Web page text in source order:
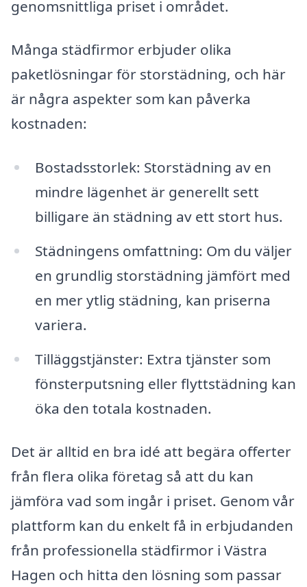
genomsnittliga priset i området.
Många städfirmor erbjuder olika
paketlösningar för storstädning, och här
är några aspekter som kan påverka
kostnaden:
Bostadsstorlek: Storstädning av en
mindre lägenhet är generellt sett
billigare än städning av ett stort hus.
Städningens omfattning: Om du väljer
en grundlig storstädning jämfört med
en mer ytlig städning, kan priserna
variera.
Tilläggstjänster: Extra tjänster som
fönsterputsning eller flyttstädning kan
öka den totala kostnaden.
Det är alltid en bra idé att begära offerter
från flera olika företag så att du kan
jämföra vad som ingår i priset. Genom vår
plattform kan du enkelt få in erbjudanden
från professionella städfirmor i Västra
Hagen och hitta den lösning som passar